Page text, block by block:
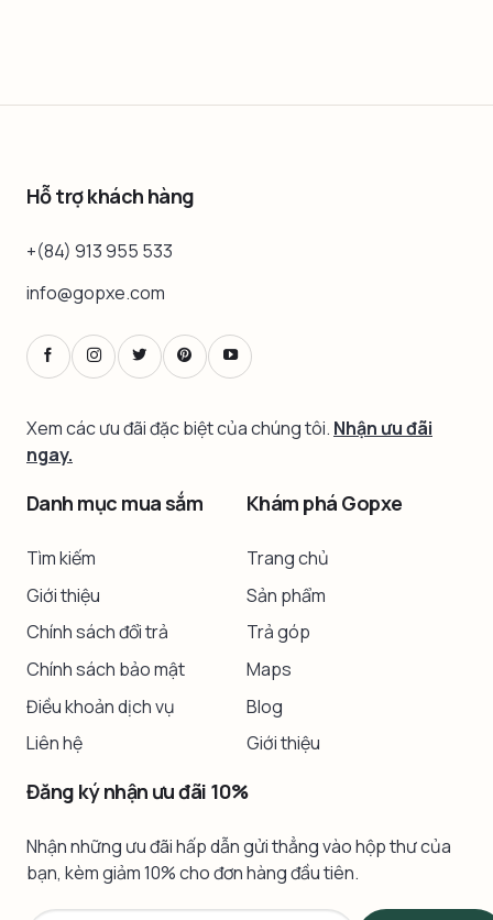
Hỗ trợ khách hàng
+(84) 913 955 533
info@gopxe.com
Xem các ưu đãi đặc biệt của chúng tôi. Nhận ưu đãi
ngay.
Danh mục mua sắm
Tìm kiếm
Giới thiệu
Chính sách đổi trả
Chính sách bảo mật
Điều khoản dịch vụ
Liên hệ
Khám phá Gopxe
Trang chủ
Sản phẩm
Trả góp
Maps
Blog
Giới thiệu
Đăng ký nhận ưu đãi 10%
Nhận những ưu đãi hấp dẫn gửi thẳng vào hộp thư của
bạn, kèm giảm 10% cho đơn hàng đầu tiên.